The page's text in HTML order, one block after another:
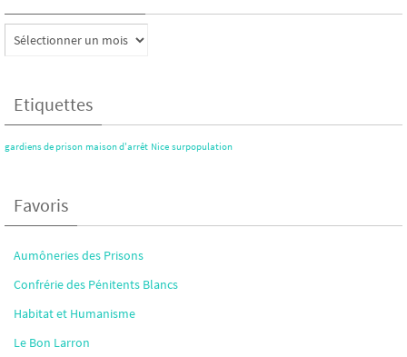
Articles
archivés
Etiquettes
gardiens de prison maison d'arrêt Nice surpopulation
Favoris
Aumôneries des Prisons
Confrérie des Pénitents Blancs
Habitat et Humanisme
Le Bon Larron